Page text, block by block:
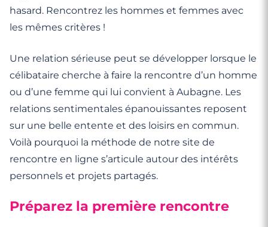
hasard. Rencontrez les hommes et femmes avec
les mêmes critères !
Une relation sérieuse peut se développer lorsque le
célibataire cherche à faire la rencontre d’un homme
ou d’une femme qui lui convient à Aubagne. Les
relations sentimentales épanouissantes reposent
sur une belle entente et des loisirs en commun.
Voilà pourquoi la méthode de notre site de
rencontre en ligne s’articule autour des intérêts
personnels et projets partagés.
Préparez la première rencontre